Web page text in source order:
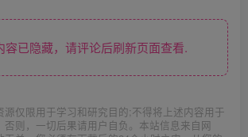
已隐藏，请评论后刷新页面查看.
源仅限用于学习和研究目的;不得将上述内容用于
否则，一切后果请用户自负。本站信息来自网